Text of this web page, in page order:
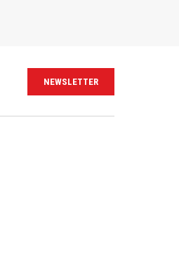
NEWSLETTER